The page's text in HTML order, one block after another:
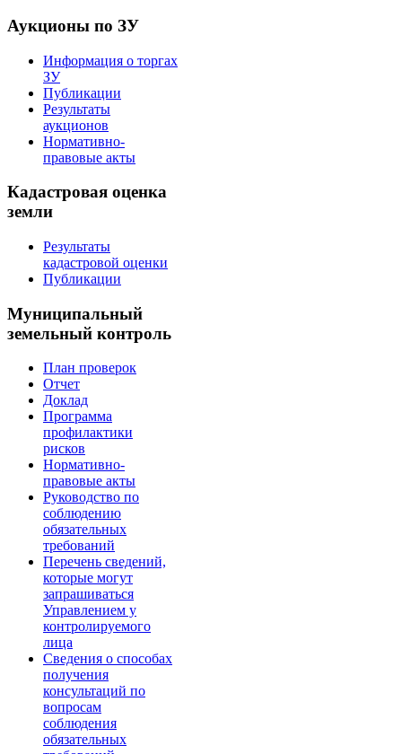
Аукционы по ЗУ
Информация о торгах
ЗУ
Публикации
Результаты
аукционов
Нормативно-
правовые акты
Кадастровая оценка
земли
Результаты
кадастровой оценки
Публикации
Муниципальный
земельный контроль
План проверок
Отчет
Доклад
Программа
профилактики
рисков
Нормативно-
правовые акты
Руководство по
соблюдению
обязательных
требований
Перечень сведений,
которые могут
запрашиваться
Управлением у
контролируемого
лица
Сведения о способах
получения
консультаций по
вопросам
соблюдения
обязательных